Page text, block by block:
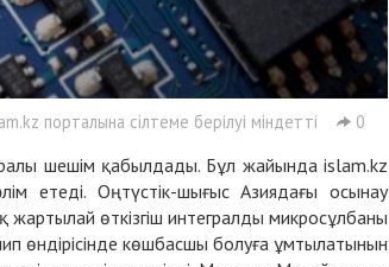
порталына сілтеме берілуі міндетті 0
шешім қабылдады. Бұл жайында islam.kz
етеді. Оңтүстік-шығыс Азиядағы осынау
өткізгіш интегралды микросұлбаны
өндірісінде көшбасшы болуға ұмтылатынын